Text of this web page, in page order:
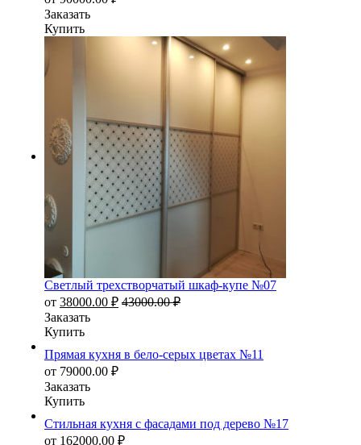
Заказать
Купить
Светлый трехстворчатый шкаф-купе №07
от 38000.00 ₽ 43000.00₽
Заказать
Купить
Прямая кухня в бело-серых цветах №11
от 79000.00 ₽
Заказать
Купить
Стильная кухня с фасадами под дерево №17
от 162000.00 ₽